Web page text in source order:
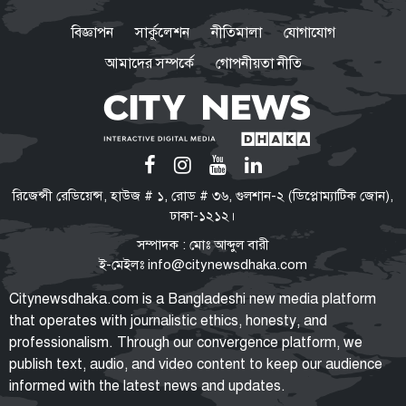
ভিআইপি-সিআইপিও ছাড় পাবেন না:
কেন বিমানবন্দরে সবার তল্লাশি
বাধ্যতামূলক?
ভারত সফরের সিদ্ধান্ত প্রধানমন্ত্রী
নেবেন: পররাষ্ট্র প্রতিমন্ত্রী
রাষ্ট্রপতি নির্বাচনের ভোটার তালিকা
প্রকাশ, ভোট দেবেন ৩৪৯ এমপি
ফরিদপুর জেনারেল হাসপাতালকে ২৫০
বিজ্ঞাপন সার্কুলেশন নীতিমালা
যোগাযোগ
আমাদের সম্পর্কে
গোপনীয়তা নীতি
রিজেন্সী রেডিয়েন্স, হাউজ # ১, রোড # ৩৬, গুলশান-২ (ডিপ্লোম্যাটিক জোন),
ঢাকা-১২১২।
সম্পাদক : মোঃ আব্দুল বারী
ই-মেইলঃ info@citynewsdhaka.com
Citynewsdhaka.com is a Bangladeshi new media platform
that operates with journalistic ethics, honesty, and
professionalism. Through our convergence platform, we
publish text, audio, and video content to keep our audience
informed with the latest news and updates.